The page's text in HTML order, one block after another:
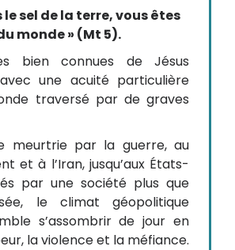
le sel de la terre, vous êtes
monde » (Mt 5).
bien connues de Jésus
une acuité particulière
traversé par de graves
meurtrie par la guerre, au
et à l’Iran, jusqu’aux États-
par une société plus que
le climat géopolitique
s’assombrir de jour en
la violence et la méfiance.